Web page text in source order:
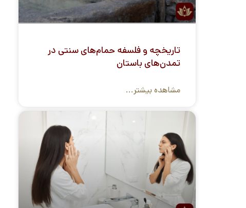
تاریخچه و فلسفه حمام‌های سنتی در
تمدن‌های باستان
مشاهده بیشتر...